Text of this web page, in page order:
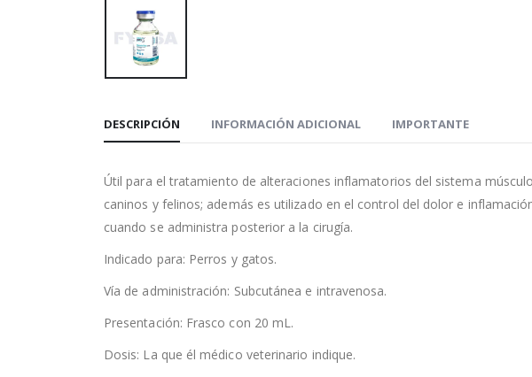
DESCRIPCIÓN INFORMACIÓN ADICIONAL IMPORTANTE
Útil para el tratamiento de alteraciones inflamatorios del sistema
caninos y felinos; además es utilizado en el control del dolor e
cuando se administra posterior a la cirugía.
Indicado para: Perros y gatos.
Vía de administración: Subcutánea e intravenosa.
Presentación: Frasco con 20 mL.
Dosis: La que él médico veterinario indique.